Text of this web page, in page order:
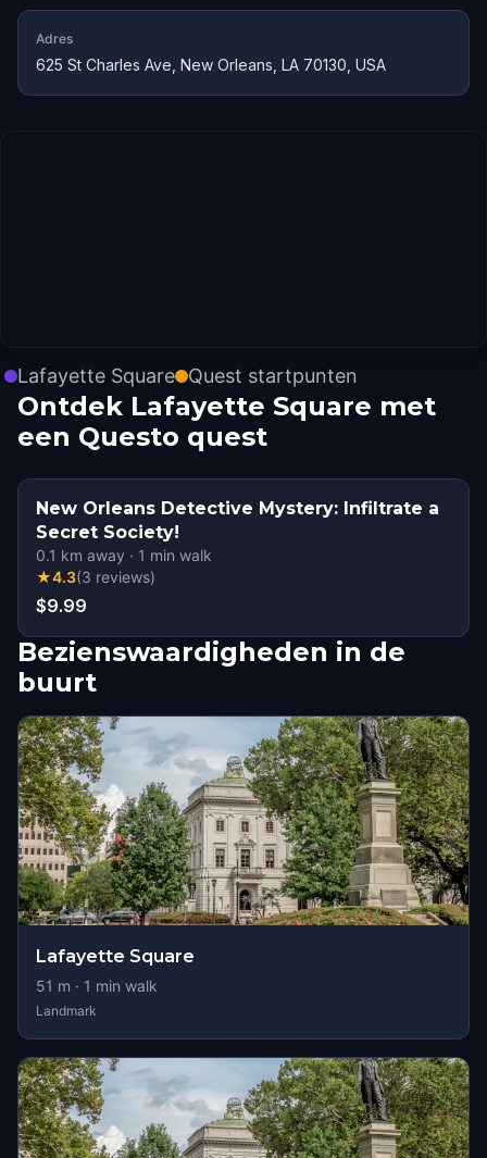
Adres
625 St Charles Ave, New Orleans, LA 70130, USA
Lafayette Square Quest startpunten
Ontdek Lafayette Square met
een Questo quest
New Orleans Detective Mystery: Infiltrate a
Secret Society!
0.1 km away · 1 min walk
★4.3(3 reviews)
$9.99
Bezienswaardigheden in de
buurt
Lafayette Square
51 m · 1 min walk
Landmark